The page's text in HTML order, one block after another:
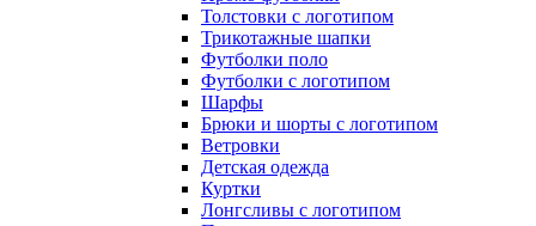
Толстовки с логотипом
Трикотажные шапки
Футболки поло
Футболки с логотипом
Шарфы
Брюки и шорты с логотипом
Ветровки
Детская одежда
Куртки
Лонгсливы с логотипом